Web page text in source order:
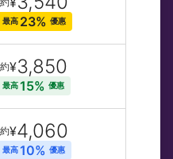
最高 23% 優惠
約¥3,850
最高 15% 優惠
約¥4,060
最高 10% 優惠